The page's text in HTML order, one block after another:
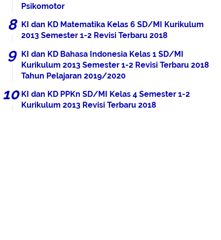
Psikomotor
KI dan KD Matematika Kelas 6 SD/MI Kurikulum
2013 Semester 1-2 Revisi Terbaru 2018
KI dan KD Bahasa Indonesia Kelas 1 SD/MI
Kurikulum 2013 Semester 1-2 Revisi Terbaru 2018
Tahun Pelajaran 2019/2020
KI dan KD PPKn SD/MI Kelas 4 Semester 1-2
Kurikulum 2013 Revisi Terbaru 2018